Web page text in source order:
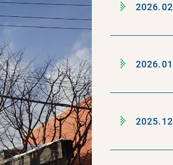
2026.02
2026.01
2025.12